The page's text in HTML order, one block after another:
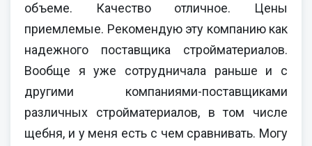
объеме. Качество отличное. Цены
приемлемые. Рекомендую эту компанию как
надежного поставщика стройматериалов.
Вообще я уже сотрудничала раньше и с
другими компаниями-поставщиками
различных стройматериалов, в том числе
щебня, и у меня есть с чем сравнивать. Могу